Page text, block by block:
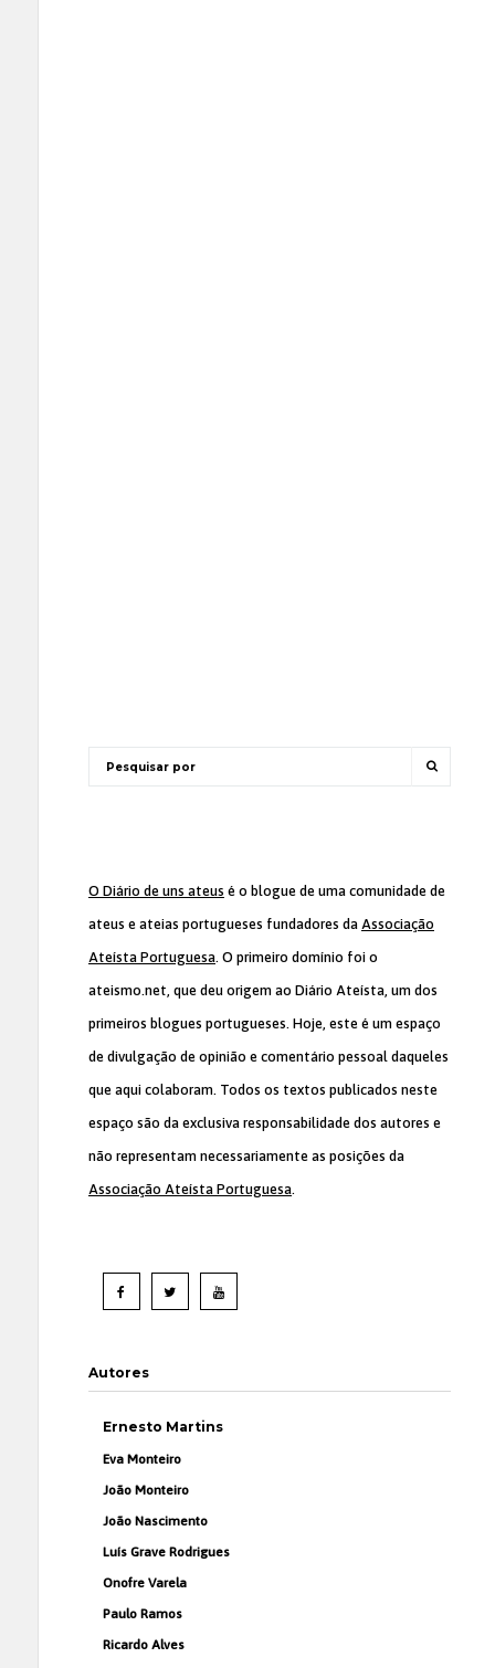
O Diário de uns ateus é o blogue de uma comunidade de
ateus e ateias portugueses fundadores da Associação
Ateísta Portuguesa. O primeiro domínio foi o
ateismo.net, que deu origem ao Diário Ateísta, um dos
primeiros blogues portugueses. Hoje, este é um espaço
de divulgação de opinião e comentário pessoal daqueles
que aqui colaboram. Todos os textos publicados neste
espaço são da exclusiva responsabilidade dos autores e
não representam necessariamente as posições da
Associação Ateísta Portuguesa.
Autores
Ernesto Martins
Eva Monteiro
João Monteiro
João Nascimento
Luís Grave Rodrigues
Onofre Varela
Paulo Ramos
Ricardo Alves